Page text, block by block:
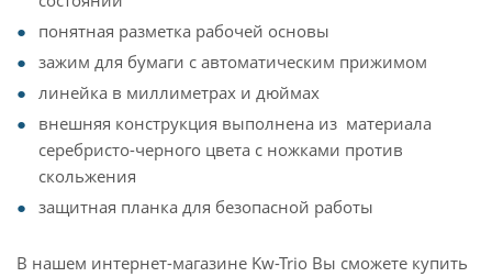
понятная разметка рабочей основы
зажим для бумаги с автоматическим прижимом
линейка в миллиметрах и дюймах
внешняя конструкция выполнена из материала
серебристо-черного цвета с ножками против
скольжения
защитная планка для безопасной работы
В нашем интернет-магазине Kw-Trio Вы сможете купить